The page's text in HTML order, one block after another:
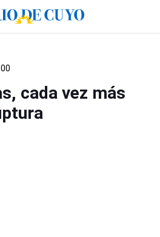
cada vez más